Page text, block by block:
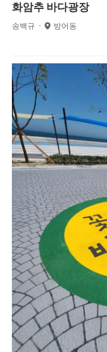
화암추 바다광장
송백규 방어동